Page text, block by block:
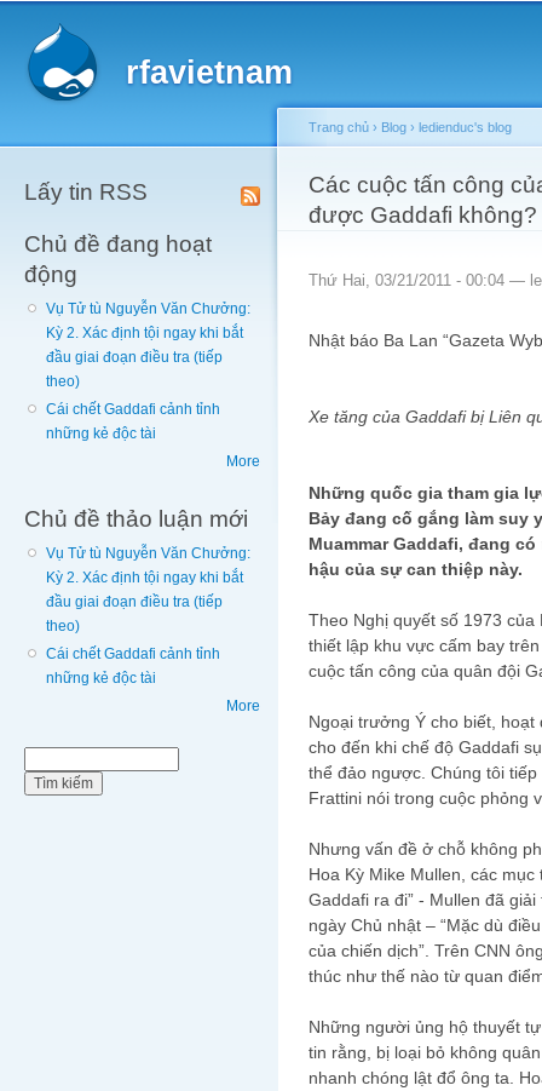
rfavietnam
Lấy tin RSS
Chủ đề đang hoạt
động
Vụ Tử tù Nguyễn Văn Chưởng:
Kỳ 2. Xác định tội ngay khi bắt
đầu giai đoạn điều tra (tiếp
theo)
Cái chết Gaddafi cảnh tỉnh
những kẻ độc tài
More
Chủ đề thảo luận mới
Vụ Tử tù Nguyễn Văn Chưởng:
Kỳ 2. Xác định tội ngay khi bắt
đầu giai đoạn điều tra (tiếp
theo)
Cái chết Gaddafi cảnh tỉnh
những kẻ độc tài
More
You are here
Trang chủ › Blog › ledienduc's blog
Các cuộc tấn công
được Gaddafi không?
Thứ Hai, 03/21/2011 - 00:04 —
Nhật báo Ba Lan “Gazeta
Xe tăng của Gaddafi bị Liên
Những quốc gia tham gia
Bảy đang cố gắng làm suy
Muammar Gaddafi, đang
hậu của sự can thiệp này.
Theo Nghị quyết số 1973
thiết lập khu vực cấm bay
cuộc tấn công của quân đội
Ngoại trưởng Ý cho biết,
cho đến khi chế độ Gaddafi
thể đảo ngược. Chúng tôi
Frattini nói trong cuộc phỏng
Nhưng vấn đề ở chỗ không
Hoa Kỳ Mike Mullen, các
Gaddafi ra đi” - Mullen đã
ngày Chủ nhật – “Mặc dù
của chiến dịch”. Trên CNN
thúc như thế nào từ quan
Những người ủng hộ thuyết
tin rằng, bị loại bỏ không
nhanh chóng lật đổ ông ta.